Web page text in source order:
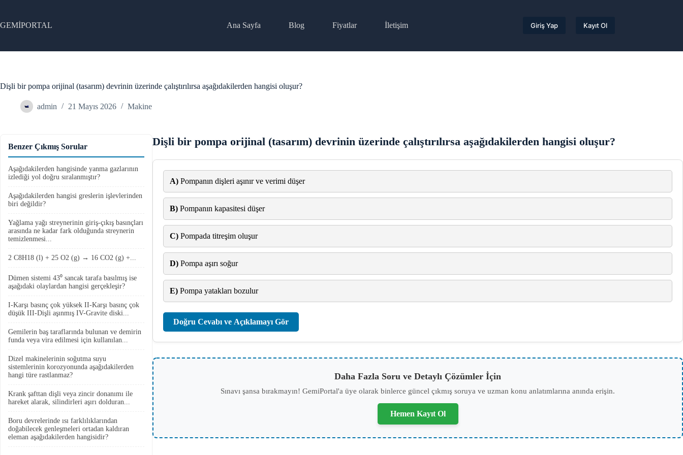
content
GEMİPORTAL Ana Sayfa Blog Fiyatlar İletişim Giriş Yap Kayıt Ol
Dişli bir pompa orijinal (tasarım) devrinin üzerinde çalıştırılırsa aşağıdakilerden hangisi oluşur?
admin 21 Mayıs 2026 Makine
Dişli bir pompa orijinal (tasarım) devrinin üzerinde çalıştırılırsa aşağıdakilerden hangisi oluşur?
A) Pompanın dişleri aşınır ve verimi düşer
B) Pompanın kapasitesi düşer
C) Pompada titreşim oluşur
D) Pompa aşırı soğur
E) Pompa yatakları bozulur
Doğru Cevabı ve Açıklamayı Gör
Daha Fazla Soru ve Detaylı Çözümler İçin
Sınavı şansa bırakmayın! GemiPortal'a üye olarak binlerce güncel çıkmış soruya ve uzman konu anlatımlarına anında erişin.
Hemen Kayıt Ol
Benzer Çıkmış Sorular
Aşağıdakilerden hangisinde yanma gazlarının
izlediği yol doğru sıralanmıştır?
Aşağıdakilerden hangisi greslerin işlevlerinden
biri değildir?
Yağlama yağı streynerinin giriş-çıkış basınçları
arasında ne kadar fark olduğunda streynerin
temizlenmesi...
2 C8H18 (l) + 25 O2 (g) → 16 CO2 (g) +...
Dümen sistemi 43⁰ sancak tarafa basılmış ise
aşağıdaki olaylardan hangisi gerçekleşir?
I-Karşı basınç çok yüksek II-Karşı basınç çok
düşük III-Dişli aşınmış IV-Gravite diski...
Gemilerin baş taraflarında bulunan ve demirin
funda veya vira edilmesi için kullanılan...
Dizel makinelerinin soğutma suyu
sistemlerinin korozyonunda aşağıdakilerden
hangi türe rastlanmaz?
Krank şafttan dişli veya zincir donanımı ile
hareket alarak, silindirleri aşırı dolduran...
Boru devrelerinde ısı farklılıklarından
doğabilecek genleşmeleri ortadan kaldıran
eleman aşağıdakilerden hangisidir?